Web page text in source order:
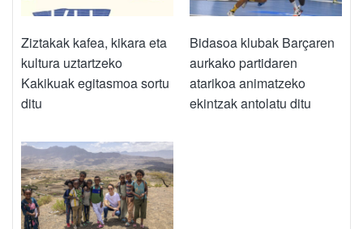
Ziztakak kafea, kikara eta
kultura uztartzeko
Kakikuak egitasmoa sortu
ditu
Bidasoa klubak Barçaren
aurkako partidaren
atarikoa animatzeko
ekintzak antolatu ditu